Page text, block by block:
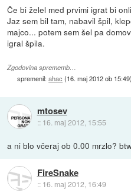
Če bi želel med prvimi igrat bi
Jaz sem bil tam, nabavil špil,
majco... potem sem šel pa
igral špila.
Zgodovina sprememb…
spremenil:ahac (16. maj 2012 ob 15:49)
mtosev
:: 16. maj 2012, 15:55
a ni blo včeraj ob 0.00 mrzlo?
FireSnake
:: 16. maj 2012, 16:49